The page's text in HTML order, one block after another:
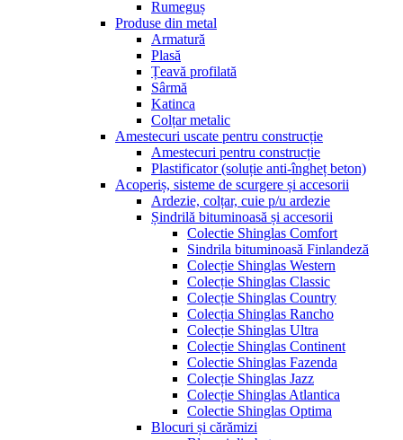
Rumeguș
Produse din metal
Armatură
Plasă
Țeavă profilată
Sârmă
Katinca
Colțar metalic
Amestecuri uscate pentru construcție
Amestecuri pentru construcție
Plastificator (soluție anti-îngheț beton)
Acoperiș, sisteme de scurgere și accesorii
Ardezie, colțar, cuie p/u ardezie
Șindrilă bituminoasă și accesorii
Colectie Shinglas Comfort
Sindrila bituminoasă Finlandeză
Colecție Shinglas Western
Colecție Shinglas Classic
Colecție Shinglas Country
Colecția Shinglas Rancho
Colecție Shinglas Ultra
Colecție Shinglas Continent
Colectie Shinglas Fazenda
Colecție Shinglas Jazz
Colecție Shinglas Atlantica
Colectie Shinglas Optima
Blocuri și cărămizi